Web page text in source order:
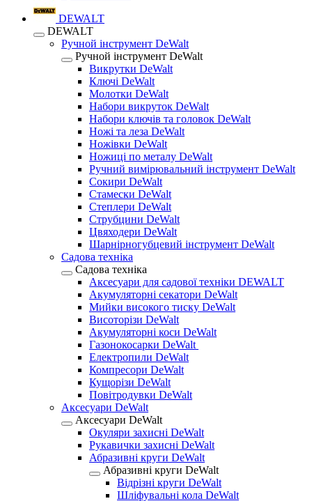
DEWALT
DEWALT
Ручной інструмент DeWalt
Ручной інструмент DeWalt
Викрутки DeWalt
Ключі DeWalt
Молотки DeWalt
Набори викруток DeWalt
Набори ключів та головок DeWalt
Ножі та леза DeWalt
Ножівки DeWalt
Ножиці по металу DeWalt
Ручний вимірювальний інструмент DeWalt
Сокири DeWalt
Стамески DeWalt
Степлери DeWalt
Струбцини DeWalt
Цвяходери DeWalt
Шарнірногубцевий інструмент DeWalt
Садова техніка
Садова техніка
Аксесуари для садової техніки DEWALT
Акумуляторні секатори DeWalt
Мийки високого тиску DeWalt
Висоторізи DeWalt
Акумуляторні коси DeWalt
Газонокосарки DeWalt
Електропили DeWalt
Компресори DeWalt
Кущорізи DeWalt
Повітродувки DeWalt
Аксесуари DeWalt
Аксесуари DeWalt
Окуляри захисні DeWalt
Рукавички захисні DeWalt
Абразивні круги DeWalt
Абразивні круги DeWalt
Відрізні круги DeWalt
Шліфувальні кола DeWalt